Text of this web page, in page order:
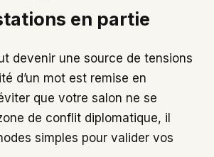
en partie
devenir une source de tensions
d’un mot est remise en
que votre salon ne se
de conflit diplomatique, il
simples pour valider vos